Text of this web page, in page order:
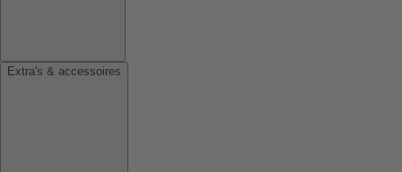
Extra's & accessoires